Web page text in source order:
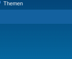
Themen